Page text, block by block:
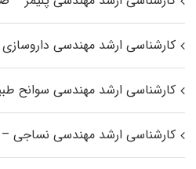
کارشناسی ارشد مهندسی داروسازی
کارشناسی ارشد مهندسی سوانح
کارشناسی ارشد مهندسی نساجی